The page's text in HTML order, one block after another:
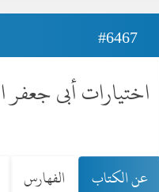
#6467
اختيارات أبى جعفر
عن الكتاب الفهارس